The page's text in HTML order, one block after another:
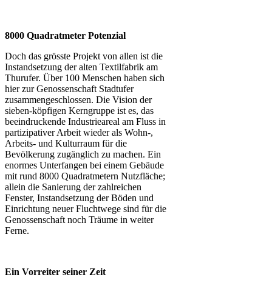
8000 Quadratmeter Potenzial
Doch das grösste Projekt von allen ist die
Instandsetzung der alten Textilfabrik am
Thurufer. Über 100 Menschen haben sich
hier zur Genossenschaft Stadtufer
zusammengeschlossen. Die Vision der
sieben-köpfigen Kerngruppe ist es, das
beeindruckende Industrieareal am Fluss in
partizipativer Arbeit wieder als Wohn-,
Arbeits- und Kulturraum für die
Bevölkerung zugänglich zu machen. Ein
enormes Unterfangen bei einem Gebäude
mit rund 8000 Quadratmetern Nutzfläche;
allein die Sanierung der zahlreichen
Fenster, Instandsetzung der Böden und
Einrichtung neuer Fluchtwege sind für die
Genossenschaft noch Träume in weiter
Ferne.
Ein Vorreiter seiner Zeit